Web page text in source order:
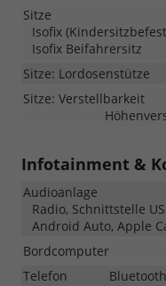
Sitze
Isofix
Isofix Beifahrersitz
Sitze: Lordosenstütze
Sitze: Verstellbarkeit
Infotainment &
Audioanlage
Radio, Schnittstelle
Android Auto, Apple
Bordcomputer
Telefon